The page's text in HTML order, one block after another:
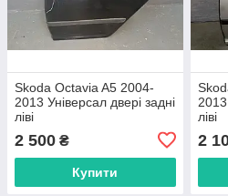
Skoda Octavia A5 2004-
2013 Універсал двері задні
ліві
2 500 ₴
Купити
2013
ліві
2